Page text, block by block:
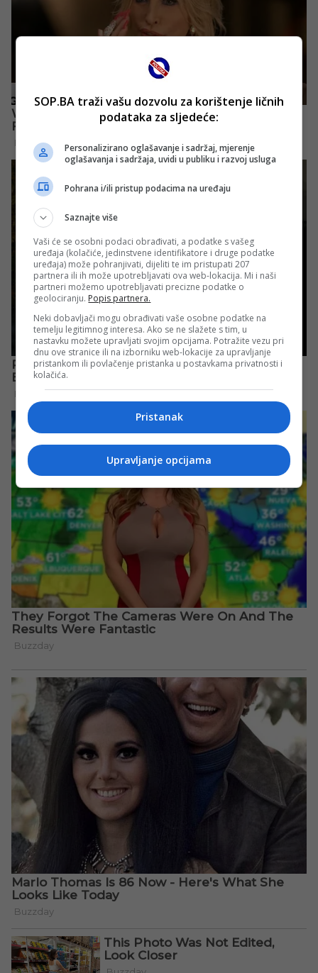
SOP.BA traži vašu dozvolu za korištenje ličnih
podataka za sljedeće:
Personalizirano oglašavanje i sadržaj, mjerenje
oglašavanja i sadržaja, uvidi u publiku i razvoj usluga
Pohrana i/ili pristup podacima na uređaju
Saznajte više
Vaši će se osobni podaci obrađivati, a podatke s vašeg
uređaja (kolačiće, jedinstvene identifikatore i druge podatke
uređaja) može pohranjivati, dijeliti te im pristupati 207
partnera ili ih može upotrebljavati ova web-lokacija. Mi i naši
partneri možemo upotrebljavati precizne podatke o
geolociranju. Popis partnera.
Neki dobavljači mogu obrađivati vaše osobne podatke na
temelju legitimnog interesa. Ako se ne slažete s tim, u
nastavku možete upravljati svojim opcijama. Potražite vezu pri
dnu ove stranice ili na izborniku web-lokacije za upravljanje
pristankom ili povlačenje pristanka u postavkama privatnosti i
kolačića.
Pristanak
Upravljanje opcijama